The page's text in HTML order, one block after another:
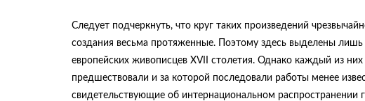
Следует подчеркнуть, что круг таких произведений
создания весьма протяженные. Поэтому здесь выделены
европейских живописцев XVII столетия. Однако каждый из
предшествовали и за которой последовали работы менее
свидетельствующие об интернациональном распространении